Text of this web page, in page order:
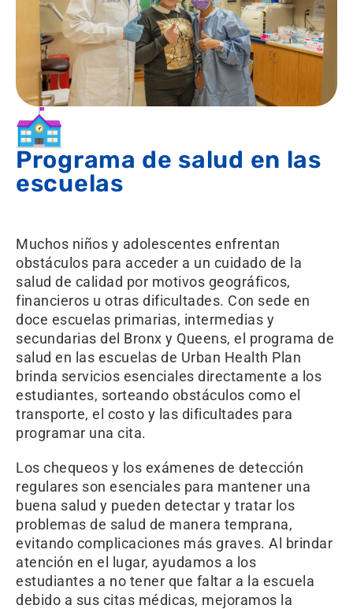
Programa de salud en las
escuelas
Muchos niños y adolescentes enfrentan
obstáculos para acceder a un cuidado de la
salud de calidad por motivos geográficos,
financieros u otras dificultades. Con sede en
doce escuelas primarias, intermedias y
secundarias del Bronx y Queens, el programa de
salud en las escuelas de Urban Health Plan
brinda servicios esenciales directamente a los
estudiantes, sorteando obstáculos como el
transporte, el costo y las dificultades para
programar una cita.
Los chequeos y los exámenes de detección
regulares son esenciales para mantener una
buena salud y pueden detectar y tratar los
problemas de salud de manera temprana,
evitando complicaciones más graves. Al brindar
atención en el lugar, ayudamos a los
estudiantes a no tener que faltar a la escuela
debido a sus citas médicas, mejoramos la